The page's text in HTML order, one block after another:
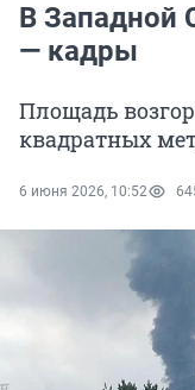
В Западной
— кадры
Площадь
квадратных
6 июня 2026, 10:52